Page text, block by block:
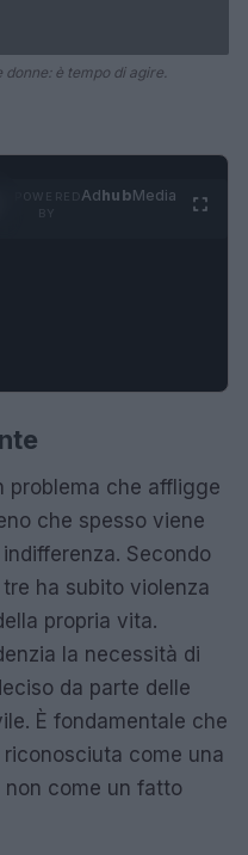
è tempo di agire.
AdhubMedia
problema che affligge
che spesso viene
Secondo
ha subito violenza
propria vita.
la necessità di
da parte delle
È fondamentale che
come una
come un fatto